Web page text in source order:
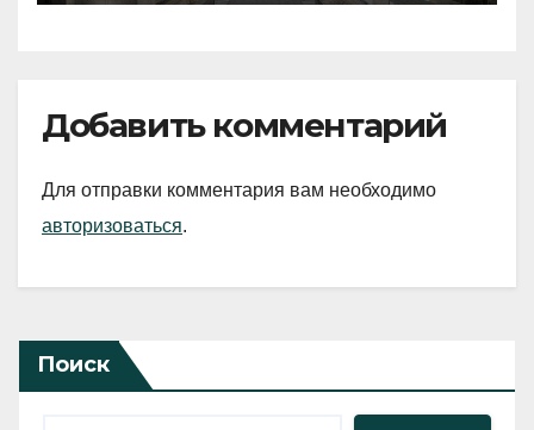
Добавить комментарий
Для отправки комментария вам необходимо
авторизоваться.
Поиск